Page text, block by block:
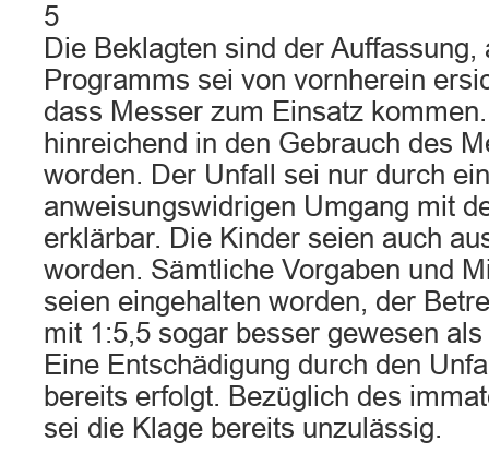
5
Die Beklagten sind der Auffassung,
Programms sei von vornherein
dass Messer zum Einsatz
hinreichend in den Gebrauch des
worden. Der Unfall sei nur durch
anweisungswidrigen Umgang mit
erklärbar. Die Kinder seien auch
worden. Sämtliche Vorgaben und
seien eingehalten worden, der
mit 1:5,5 sogar besser gewesen
Eine Entschädigung durch den
bereits erfolgt. Bezüglich des
sei die Klage bereits unzulässig.